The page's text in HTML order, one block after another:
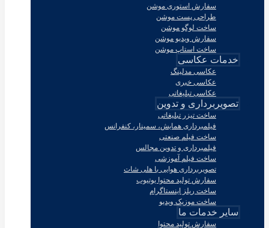
سفارش استوری موشن
طراحی پست موشن
ساخت لوگو موشن
سفارش ویدیو موشن
ساخت استاپ موشن
خدمات عکاسی
عکاسی مدلینگ
عکاسی خبری
عکاسی تبلیغاتی
تصویربرداری و تدوین
ساخت تیزر تبلیغاتی
فیلمبرداری همایش، سمینار، کنفرانس
ساخت فیلم صنعتی
فیلمبرداری و تدوین مجالس
ساخت فیلم آموزشی
تصویربرداری هوایی با هلی شات
سفارش تولید محتوا یوتیوب
ساخت ریلز اینستاگرام
ساخت موزیک ویدیو
سایر خدمات ما
سفارش تولید محتوا